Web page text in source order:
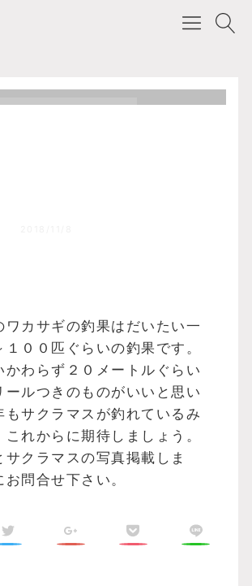
ワカサギの釣果はだいたい一
１００匹ぐらいの釣果です。
かわらず２０メートルぐらい
ールつきのものがいいと思い
もサクラマスが釣れているみ
これからに期待しましょう。
サクラマスの写真掲載しま
問合せ下さい。